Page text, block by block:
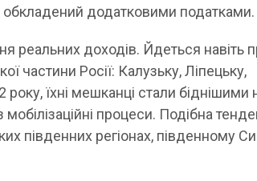
обкладений додатковими податками.
реальних доходів. Йдеться навіть
частини Росії: Калузьку, Ліпецьку,
їхні мешканці стали біднішими
процеси. Подібна
південних регіонах, південному